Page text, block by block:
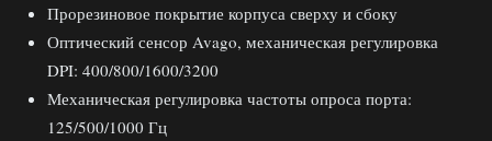
Прорезиновое покрытие корпуса сверху и сбоку
Оптический сенсор Avago, механическая регулировка
DPI: 400/800/1600/3200
Механическая регулировка частоты опроса порта:
125/500/1000 Гц